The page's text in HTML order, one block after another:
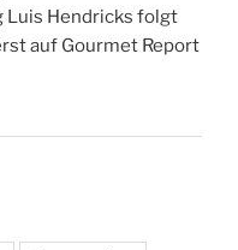
Luis Hendricks folgt
auf Gourmet Report